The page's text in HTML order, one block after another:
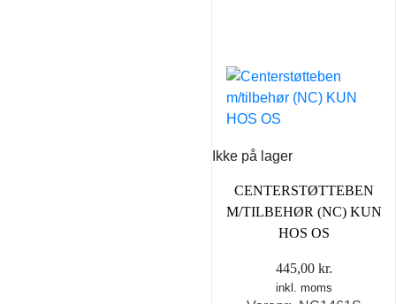
Ikke på lager
CENTERSTØTTEBEN
M/TILBEHØR (NC) KUN
HOS OS
445,00 kr.
inkl. moms